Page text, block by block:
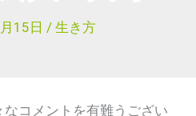
15日 / 生き方
なコメントを有難うござい